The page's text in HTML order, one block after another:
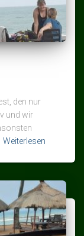
den nur
und wir
Weiterlesen